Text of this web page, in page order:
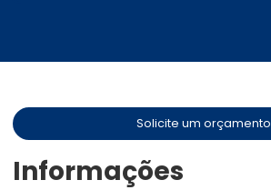
Solicite um orçamento
Informações